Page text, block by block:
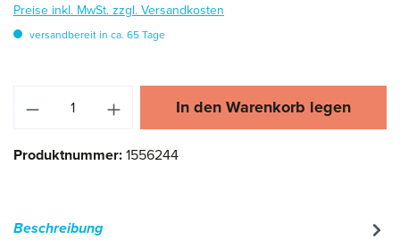
Preise inkl. MwSt. zzgl. Versandkosten
versandbereit in ca. 65 Tage
Produkt Anzahl: Gib den gewünschten
In den Warenkorb legen
Produktnummer:1556244
Beschreibung